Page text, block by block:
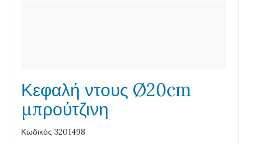
Κεφαλή ντους Ø20cm
μπρούτζινη
Κωδικός 3201498